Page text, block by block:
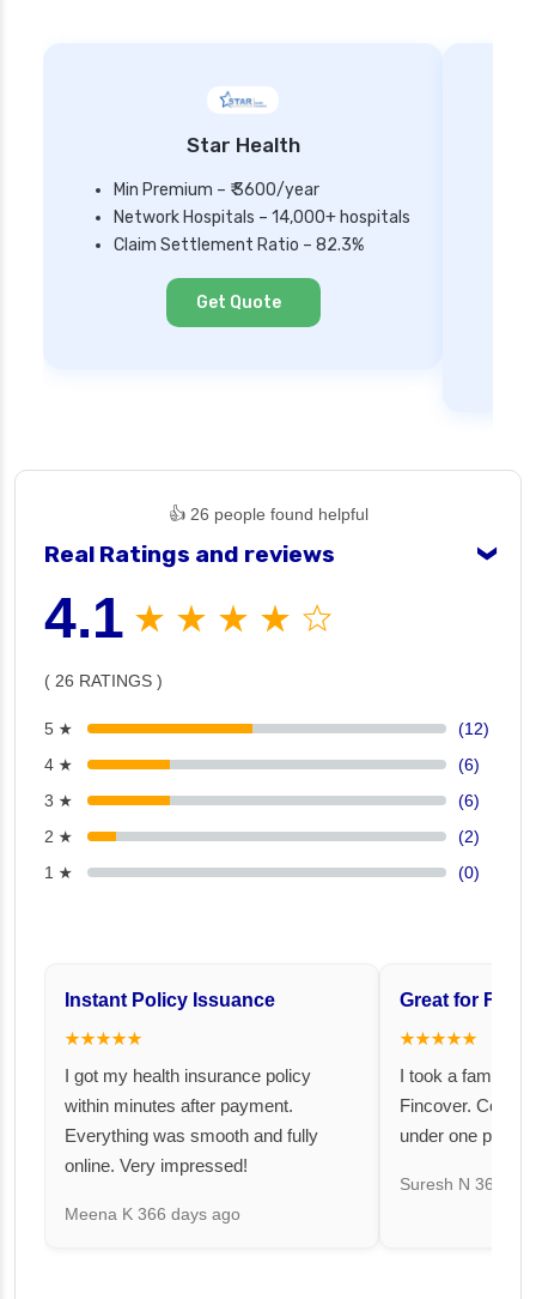
Star Health
Min Premium – ₹ 3600/year
Network Hospitals – 14,000+ hospitals
Claim Settlement Ratio – 82.3%
Get Quote
👍 26 people found helpful
Real Ratings and reviews ❯
4.1 ★ ★ ★ ★ ☆
( 26 RATINGS )
5 ★
(12)
4 ★
(6)
3 ★
(6)
2 ★
(2)
1 ★
(0)
Instant Policy Issuance
★★★★★
I got my health insurance policy
within minutes after payment.
Everything was smooth and fully
online. Very impressed!
Meena K 366 days ago
Great for
★★★★★
I took a family
Fincover.
under one
Suresh N 367